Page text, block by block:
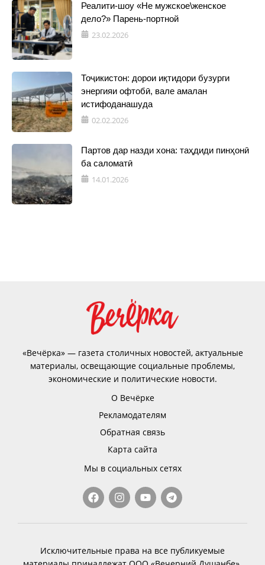
Реалити-шоу «Не мужское\женское
дело?» Парень-портной
23.02.2026
Тоҷикистон: дорои иқтидори бузурги
энергияи офтобӣ, вале амалан
истифоданашуда
02.02.2026
Партов дар назди хона: таҳдиди пинҳонӣ
ба саломатӣ
14.01.2026
«Вечёрка» — газета столичных новостей, актуальные
материалы, освещающие социальные проблемы,
экономические и политические новости.
О Вечёрке
Рекламодателям
Обратная связь
Карта сайта
Мы в социальных сетях
Исключительные права на все публикуемые